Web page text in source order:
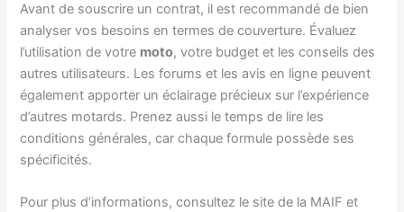
Avant de souscrire un contrat, il est recommandé de bien
analyser vos besoins en termes de couverture. Évaluez
l’utilisation de votre moto, votre budget et les conseils des
autres utilisateurs. Les forums et les avis en ligne peuvent
également apporter un éclairage précieux sur l’expérience
d’autres motards. Prenez aussi le temps de lire les
conditions générales, car chaque formule possède ses
spécificités.
Pour plus d’informations, consultez le site de la MAIF et